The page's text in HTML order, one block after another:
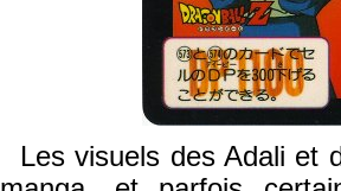
Les visuels des Adali et